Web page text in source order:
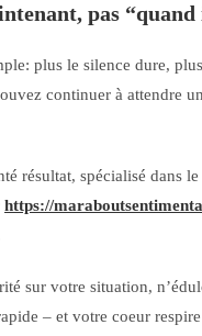
pas
plus le silence dure,
continuer à attendre
résultat, spécialisé dans
https://
sur votre situation,
– et votre coeur